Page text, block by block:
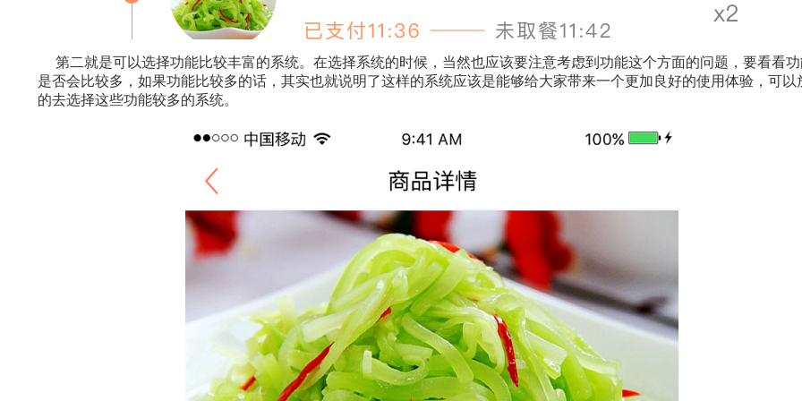
第二就是可以选择功能比较丰富的系统。在选择系统的时候，当然也应该要注意考虑到功能这个方面的问题，要看看
是否会比较多，如果功能比较多的话，其实也就说明了这样的系统应该是能够给大家带来一个更加良好的使用体验，可以
的去选择这些功能较多的系统。